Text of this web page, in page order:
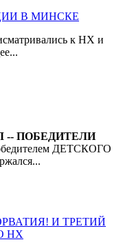
В МИНСКЕ
к НХ и
-- ПОБЕДИТЕЛИ
ДЕТСКОГО
И ТРЕТИЙ
НХ